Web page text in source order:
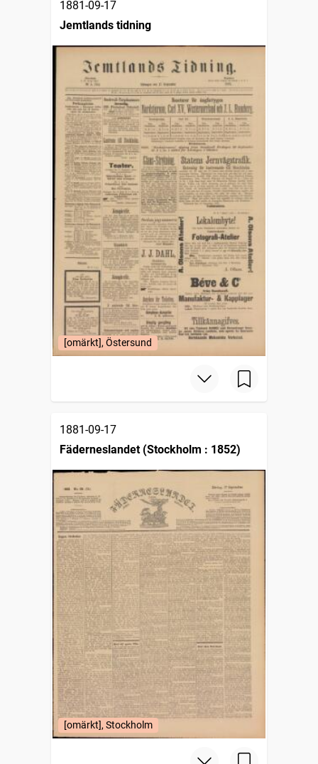
1881-09-17
Jemtlands tidning
[omärkt], Östersund
1881-09-17
Fäderneslandet (Stockholm : 1852)
[omärkt], Stockholm